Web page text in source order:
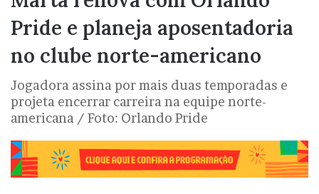
Pride e planeja aposentadoria
no clube norte-americano
Jogadora assina por mais duas temporadas e
projeta encerrar carreira na equipe norte-
americana / Foto: Orlando Pride